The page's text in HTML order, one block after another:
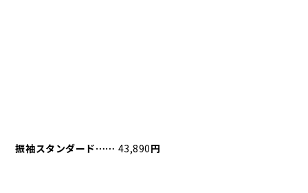
振袖スタンダード⋯⋯ 43,890円